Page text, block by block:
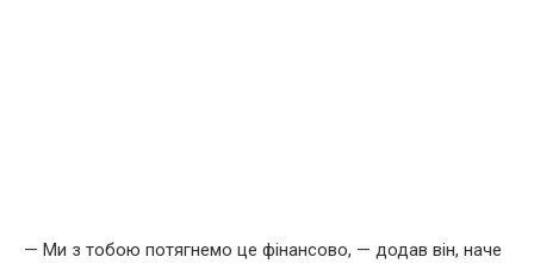
— Ми з тобою потягнемо це фінансово, — додав він, наче